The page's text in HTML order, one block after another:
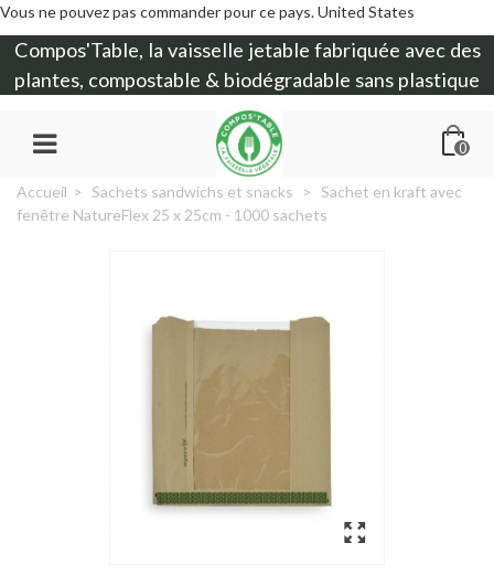
Vous ne pouvez pas commander pour ce pays.United States
Compos'Table, la vaisselle jetable fabriquée avec des
plantes, compostable & biodégradable sans plastique
0
Accueil > Sachets sandwichs et snacks > Sachet en kraft avec
fenêtre NatureFlex 25 x 25cm - 1000 sachets